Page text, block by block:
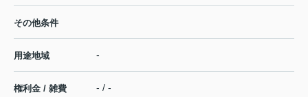
その他条件
用途地域 -
権利金 / 雑費 - / -